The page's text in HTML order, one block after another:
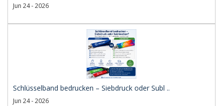
Jun 24 - 2026
Schlüsselband bedrucken – Siebdruck oder Subl ..
Jun 24 - 2026